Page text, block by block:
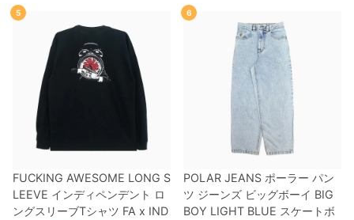
5
FUCKING AWESOME LONG S
LEEVE インディペンデント ロ
ングスリーブTシャツ FA x IND
6
POLAR JEANS ポーラー パン
ツ ジーンズ ビッグボーイ BIG
BOY LIGHT BLUE スケートボ